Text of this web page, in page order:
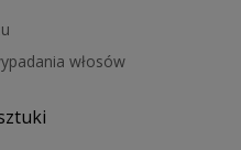
włosów